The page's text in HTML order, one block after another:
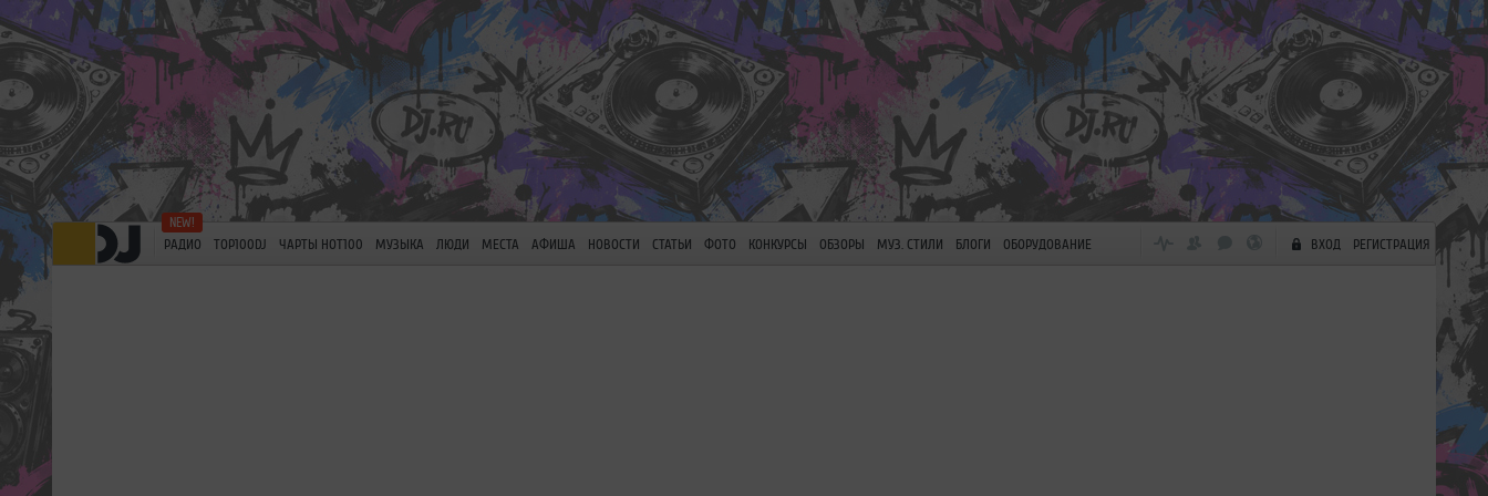
РАДИО TOP100DJ ЧАРТЫ HOT100 МУЗЫКА ЛЮДИ МЕСТА АФИША НОВОСТИ СТАТЬИ ФОТО КОНКУРСЫ ОБЗОРЫ МУЗ. СТИЛИ БЛОГИ ОБОРУДОВАНИЕ ВХОД РЕГИСТРАЦИЯ